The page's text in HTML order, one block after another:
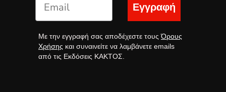
Εγγραφή
Με την εγγραφή σας αποδέχεστε τουςΌρους
Χρήσης και συναινείτε να λαμβάνετε emails
από τις Εκδόσεις ΚΑΚΤΟΣ.